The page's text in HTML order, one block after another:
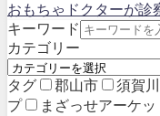
おもちゃドクターが診
キーワード
カテゴリー
タグ 郡山市 須賀
プ
まざっせアーケッ